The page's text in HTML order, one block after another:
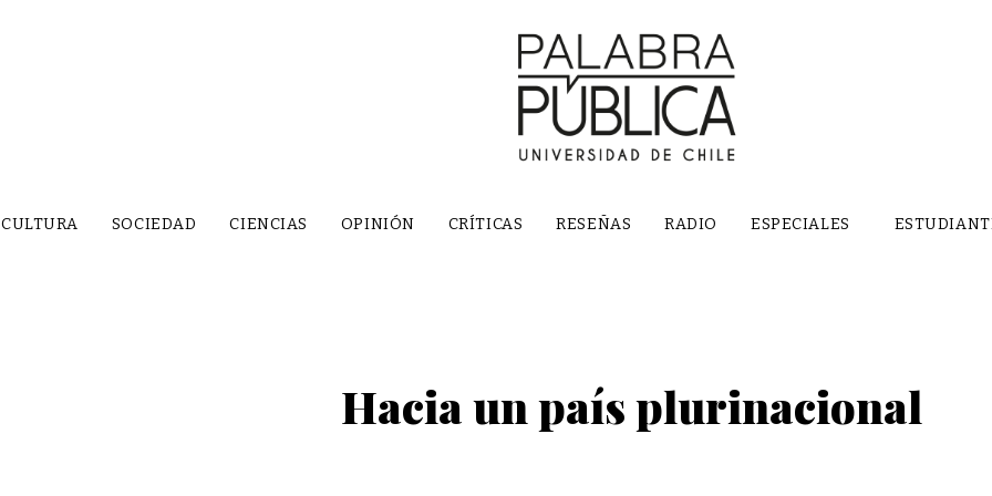
CULTURA SOCIEDAD CIENCIAS OPINIÓN CRÍTICAS RESEÑAS RADIO ESPECIALES
Hacia un país plurinacional